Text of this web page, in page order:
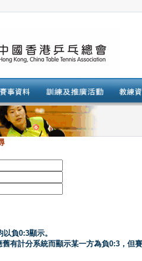
負0:3顯示。
有計分系統而顯示某一方為負0:3，但